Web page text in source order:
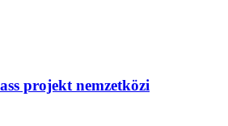
projekt nemzetközi